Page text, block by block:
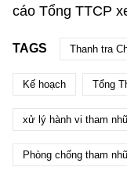
cáo Tổng TTCP
TAGS Thanh tra
Kế hoạch Tổng
xử lý hành vi tham
Phòng chống tham